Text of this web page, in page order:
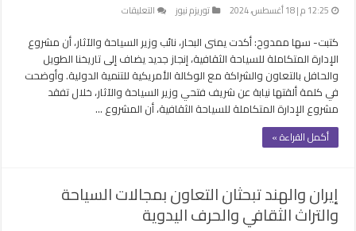
12:25 م | 18 أغسطس، 2024 توريزم نيوز التعليقات
استثمرت
أكثر
من
100
مليون
دولار
بمصر
كتبت- سها ممدوح: أكدت يمنى البحار، نائب وزير السياحة والآثار، أن مشروع
الإدارة المتكاملة للسياحة الثقافية، إنجاز جديد يضاف إلى تاريخنا الطويل
والحافل بالتعاون والشراكة مع الوكالة الأمريكية للتنمية الدولية. وأوضحت
في كلمة ألقتها نيابة عن شريف فتحي وزير السياحة والآثار، خلال تفقد
مشروع الإدارة المتكاملة للسياحة الثقافية، أن المشروع …
أكمل القراءة »
إيران والهند تبحثان التعاون بمجالات السياحة
والتراث الثقافي والحرف اليدوية